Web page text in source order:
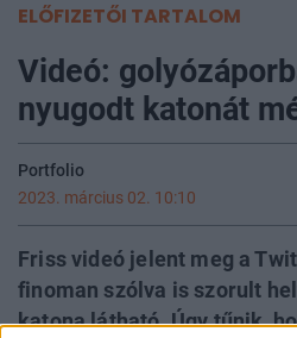
ELŐFIZETŐI TARTALOM
Videó:
nyugodt katonát
Portfolio
2023. március 02. 10:10
Friss videó jelent meg a
finoman szólva is szorult
katona látható. Úgy tűnik,